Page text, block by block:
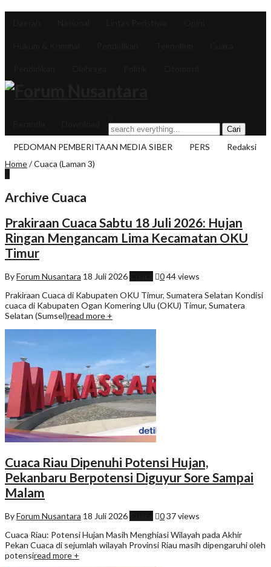
PEDOMAN PEMBERITAAN MEDIA SIBER PERS
Redaksi
Home/Cuaca (Laman 3)
Archive Cuaca
Prakiraan Cuaca Sabtu 18 Juli 2026: Hujan
Ringan Mengancam Lima Kecamatan OKU
Timur
ByForum Nusantara 18 Juli 2026 044 views
Prakiraan Cuaca di Kabupaten OKU Timur, Sumatera Selatan Kondisi
cuaca di Kabupaten Ogan Komering Ulu (OKU) Timur, Sumatera
Selatan (Sumsel)read more +
Cuaca Riau Dipenuhi Potensi Hujan,
Pekanbaru Berpotensi Diguyur Sore Sampai
Malam
ByForum Nusantara 18 Juli 2026 037 views
Cuaca Riau: Potensi Hujan Masih Menghiasi Wilayah pada Akhir
Pekan Cuaca di sejumlah wilayah Provinsi Riau masih dipengaruhi oleh
potensiread more +